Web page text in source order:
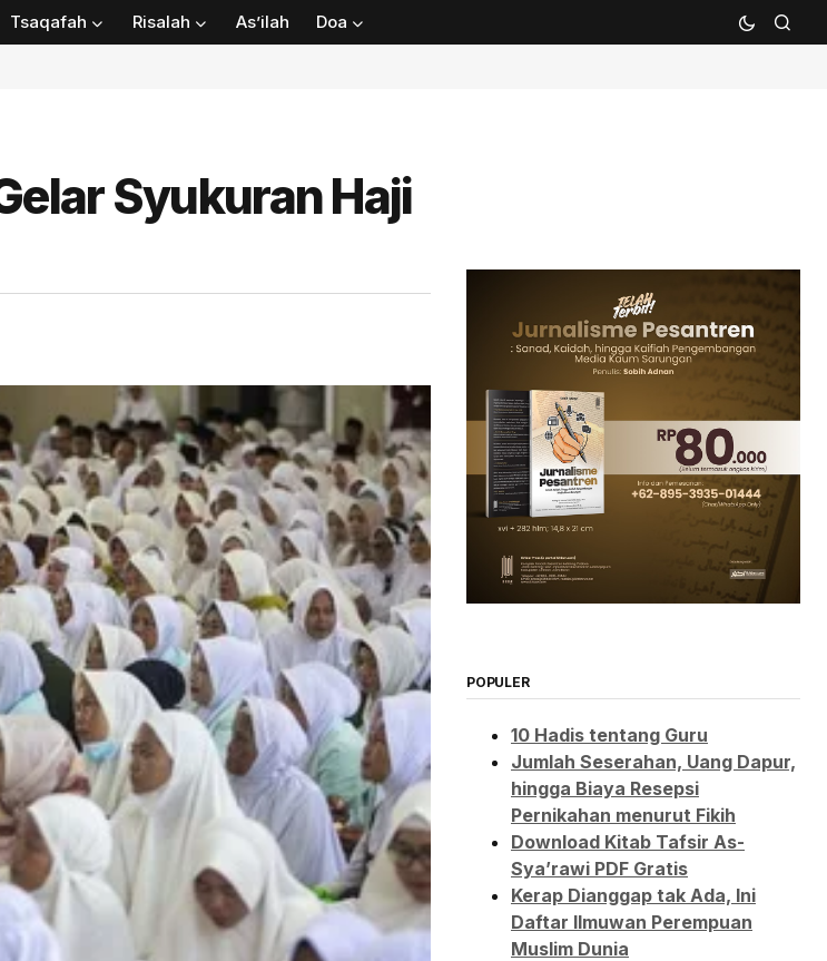
Tsaqafah Risalah As’ilah Doa
Syukuran Haji
POPULER
10 Hadis tentang Guru
Jumlah Seserahan, Uang Dapur,
hingga Biaya Resepsi
Pernikahan menurut Fikih
Download Kitab Tafsir As-
Sya’rawi PDF Gratis
Kerap Dianggap tak Ada, Ini
Daftar Ilmuwan Perempuan
Muslim Dunia